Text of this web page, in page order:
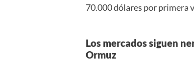
70.000 dólares por primera
Los mercados siguen
Ormuz